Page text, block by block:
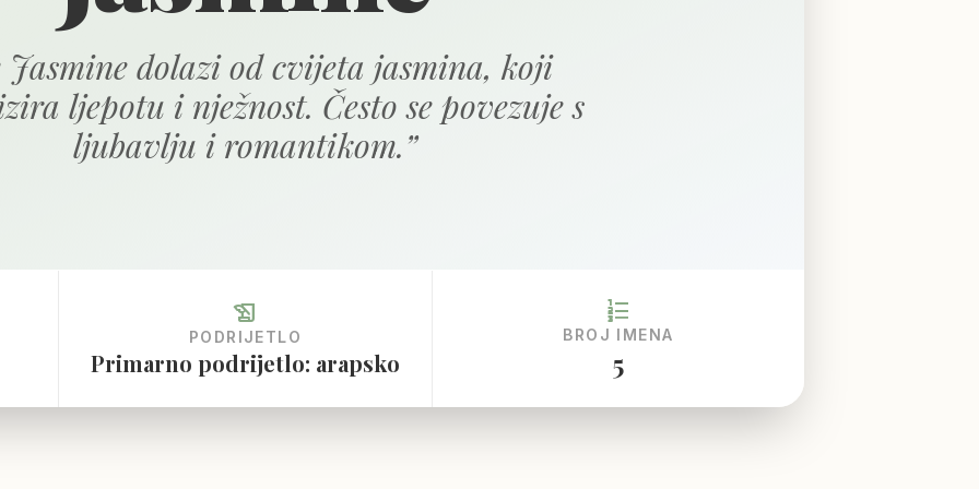
Jasmine dolazi od cvijeta jasmina, koji
ljepotu i nježnost. Često se povezuje s
ljubavlju i romantikom.”
history_edu
PODRIJETLO
Primarno podrijetlo: arapsko
format_list_numbered
BROJ IMENA
5